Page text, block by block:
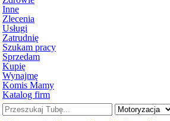
Inne
Zlecenia
Usługi
Zatrudnię
Szukam pracy
Sprzedam
Kupię
Wynajmę
Komis Mamy
Katalog firm